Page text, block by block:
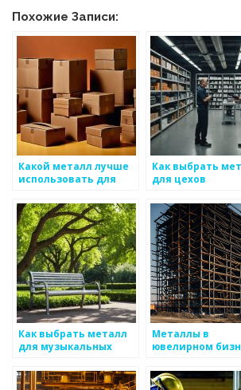
Похожие Записи:
Какой металл лучше
использовать для
Как выбрать
для цехов
Как выбрать металл
для музыкальных
Металлы в
ювелирном